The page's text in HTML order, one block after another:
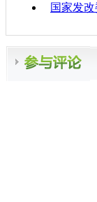
国家发